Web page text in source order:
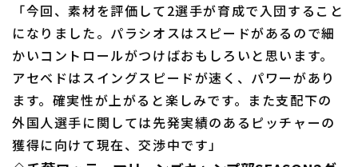
「今回、素材を評価して2選手が育成で入団すること
になりました。パラシオスはスピードがあるので細
かいコントロールがつけばおもしろいと思います。
アセベドはスイングスピードが速く、パワーがあり
ます。確実性が上がると楽しみです。また支配下の
外国人選手に関しては先発実績のあるピッチャーの
獲得に向けて現在、交渉中です」